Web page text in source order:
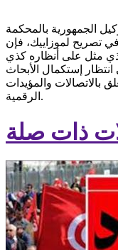
الجمهورية بالمحكمة
رمضان، في تصريح لموزاييك، فإن
مثل على أنظاره كذي
إستكمال الأبحاث
بالاتصالات والمؤيدات
الرقمية.
ذات صلة